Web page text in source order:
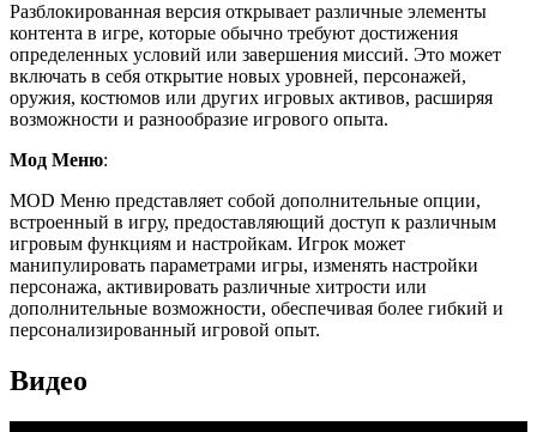
Разблокированная версия открывает различные элементы
контента в игре, которые обычно требуют достижения
определенных условий или завершения миссий. Это может
включать в себя открытие новых уровней, персонажей,
оружия, костюмов или других игровых активов, расширяя
возможности и разнообразие игрового опыта.
Мод Меню:
MOD Меню представляет собой дополнительные опции,
встроенный в игру, предоставляющий доступ к различным
игровым функциям и настройкам. Игрок может
манипулировать параметрами игры, изменять настройки
персонажа, активировать различные хитрости или
дополнительные возможности, обеспечивая более гибкий и
персонализированный игровой опыт.
Видео